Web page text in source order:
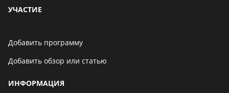
УЧАСТИЕ
Добавить программу
Добавить обзор или статью
ИНФОРМАЦИЯ